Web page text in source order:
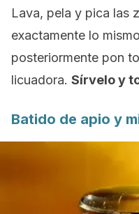
Lava, pela y pica las
exactamente lo
posteriormente pon
licuadora. Sírvelo y
Batido de apio y